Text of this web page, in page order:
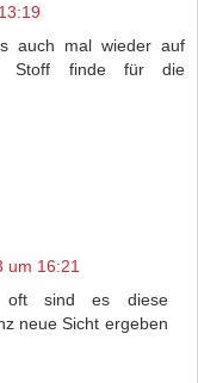
auch mal wieder auf
Stoff finde für die
um 16:21
oft sind es diese
neue Sicht ergeben